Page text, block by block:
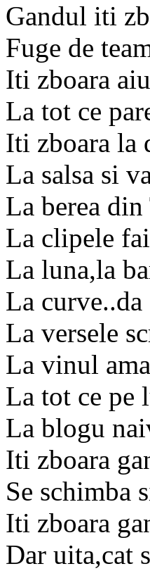
Gandul iti
Fuge de
Iti zboara
La tot ce
Iti zboara la
La salsa si
La berea din
La clipele
La luna,la
La curve..da
La versele
La vinul
La tot ce pe
La blogu
Iti zboara
Se schimba
Iti zboara
Dar uita,cat